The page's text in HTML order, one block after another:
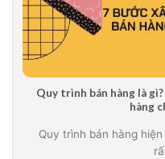
Quy trình bán hàng là
hàng
Quy trình bán hàng